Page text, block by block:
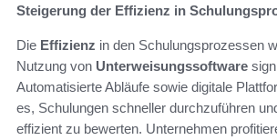
Steigerung der Effizienz in
Die Effizienz in den Schulungsprozessen
Nutzung von Unterweisungssoftware
Automatisierte Abläufe sowie digitale
es, Schulungen schneller durchzuführen
effizient zu bewerten. Unternehmen